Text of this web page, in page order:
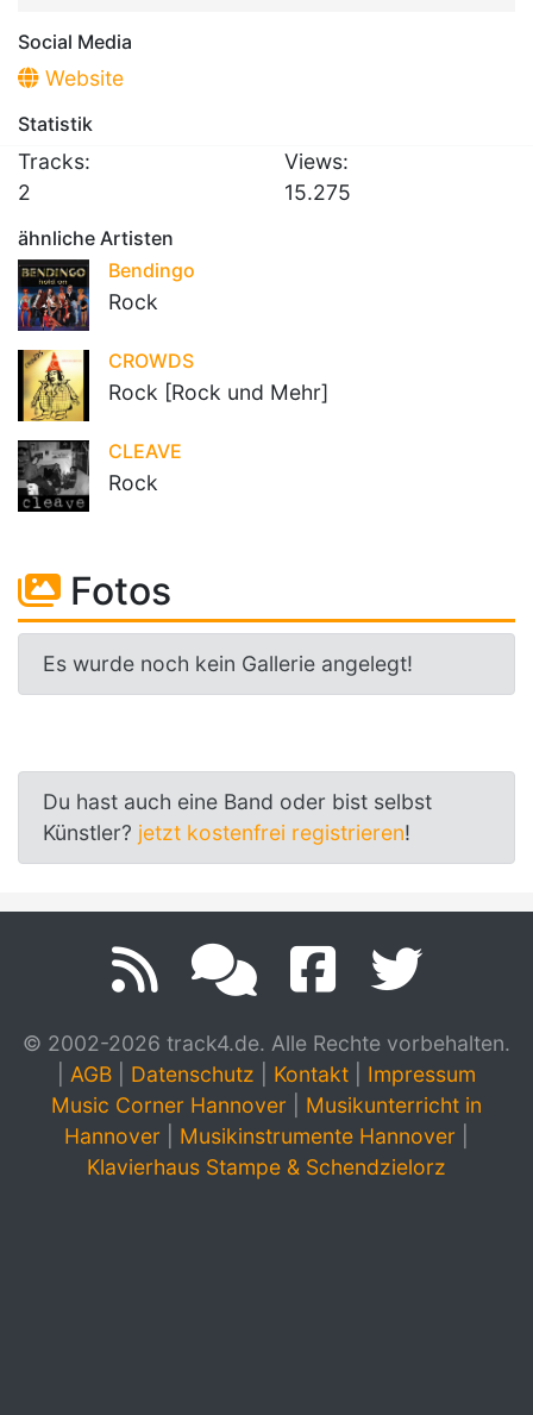
Social Media
Website
Statistik
Tracks:
2
Views:
15.275
ähnliche Artisten
Bendingo
Rock
CROWDS
Rock [Rock und Mehr]
CLEAVE
Rock
Fotos
Es wurde noch kein Gallerie angelegt!
Du hast auch eine Band oder bist selbst
Künstler? jetzt kostenfrei registrieren!
© 2002-2026 track4.de. Alle Rechte vorbehalten.
AGB Datenschutz Kontakt
Impressum
Music Corner Hannover
Musikunterricht in
Hannover
Musikinstrumente Hannover
Klavierhaus Stampe & Schendzielorz